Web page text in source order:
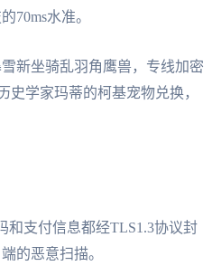
70ms水准。
新坐骑乱羽角鹰兽，专线加密
史学家玛蒂的柯基宠物兑换，
和支付信息都经TLS1.3协议封
的恶意扫描。